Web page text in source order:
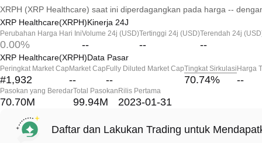
XRPH (XRP Healthcare) saat ini diperdagangkan pada harga --
XRP Healthcare(XRPH)Kinerja 24J
Perubahan Harga Hari Ini
0.00%
Volume 24j (USD)
--
Tertinggi 24j (USD)
--
Terendah 24j
--
XRP Healthcare(XRPH)Data Pasar
Peringkat Market Cap
#1,932
Market Cap
--
Fully Diluted Market Cap
--
Tingkat Sirkulasi
70.74%
Harga
--
Pasokan yang Beredar
70.70M
Total Pasokan
99.94M
Rilis Pertama
2023-01-31
Daftar dan Lakukan Trading untuk